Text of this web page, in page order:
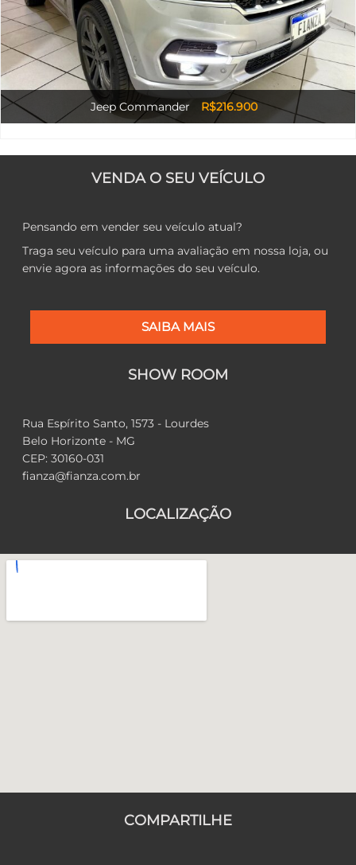
Jeep Commander R$216.900
VENDA O SEU VEÍCULO
Pensando em vender seu veículo atual?
Traga seu veículo para uma avaliação em nossa loja, ou
envie agora as informações do seu veículo.
SAIBA MAIS
SHOW ROOM
Rua Espírito Santo, 1573 - Lourdes
Belo Horizonte - MG
CEP: 30160-031
fianza@fianza.com.br
LOCALIZAÇÃO
COMPARTILHE